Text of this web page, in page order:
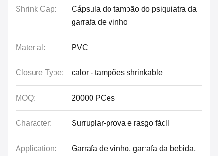
Shrink Cap:
Cápsula do tampão do psiquiatra da
garrafa de vinho
Material: PVC
Closure Type: calor - tampões shrinkable
MOQ: 20000 PCes
Character: Surrupiar-prova e rasgo fácil
Application:
Garrafa de vinho, garrafa da bebida,